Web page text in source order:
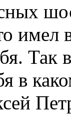
имел
Так
в